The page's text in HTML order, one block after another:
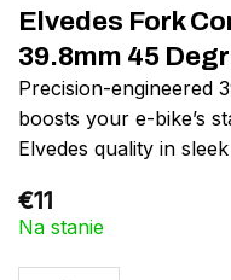
Elvedes Fork
39.8mm 45
Precision-engineered
boosts your e-bike’s
Elvedes quality in
€11
Na stanie